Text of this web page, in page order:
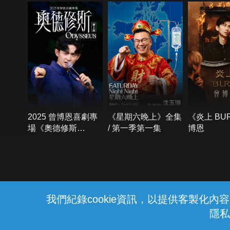
我們紀錄cookie資訊，以提供客製化內
隱
2025 曾博恩喜劇專
場《奧德修斯
《星期六晚上》全集
/ 第一季第一集
《炎上
博恩